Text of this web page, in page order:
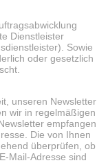
Dienstleister
Sowie
oder gesetzlich
unseren Newsletter
wir in regelmäßigen
empfangen
Die von Ihnen
überprüfen, ob
Mail-Adresse sind